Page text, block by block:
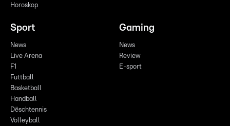
Horoskop
Sport
News
Live Arena
F1
Futtball
Basketball
Handball
Dëschtennis
Volleyball
Gaming
News
Review
E-sport